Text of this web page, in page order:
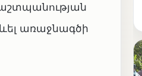
առաջնագծի